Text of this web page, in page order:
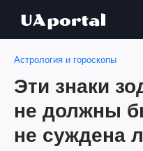
Астрология и гороскопы
Эти знаки
не должны
не суждена